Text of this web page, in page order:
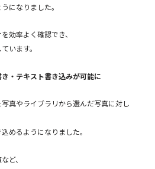
になりました。
効率よく確認でき、
います。
・テキスト書き込みが可能に
真やライブラリから選んだ写真に対し
めるようになりました。
ど、